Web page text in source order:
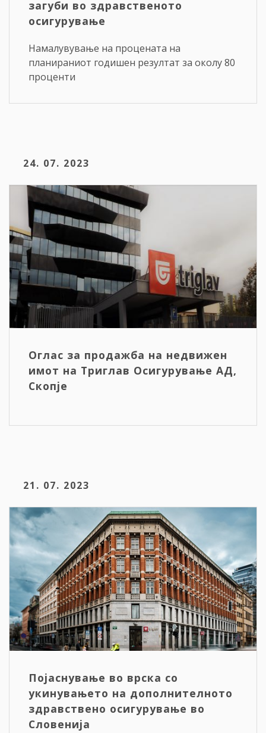
загуби во здравственото
осигурување
Намалувување на процената на
планираниот годишен резултат за околу 80
проценти
24. 07. 2023
Оглас за продажба на недвижен
имот на Триглав Осигурување АД,
Скопје
21. 07. 2023
Појаснување во врска со
укинувањето на дополнителното
здравствено осигурување во
Словенија